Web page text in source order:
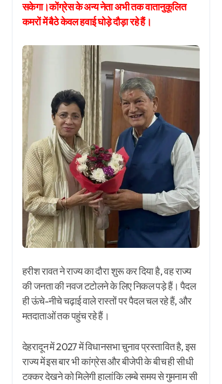
सकेगा।कोंग्रेस के अन्य नेता अभी तक वातानुकूलित
कमरों में बैठे केवल हवाई घोड़े दौड़ा रहे हैं।
हरीश रावत ने राज्य का दौरा शुरू कर दिया है, वह राज्य
की जनता की नवज टटोलने के लिए निकल पड़े हैं। पैदल
ही ऊंचे-नीचे चढ़ाई वाले रास्तों पर पैदल चल रहे हैं, और
मतदाताओं तक पहुंच रहे हैं।
देहरादून में 2027 में विधानसभा चुनाव प्रस्तावित है, इस
राज्य में इस बार भी कांग्रेस और बीजेपी के बीच ही सीधी
टक्कर देखने को मिलेगी हालांकि लम्बे समय से गुमनाम सी